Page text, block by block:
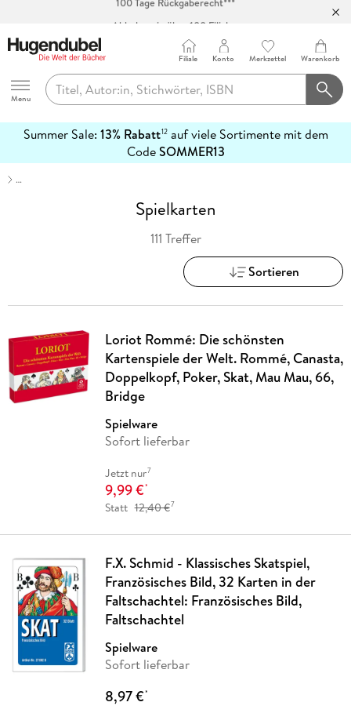
Abholung in über 100 Filialen
Hugendubel
Menu
Filiale Konto Merkzettel Warenkorb
Summer Sale: 13% Rabatt12auf viele Sortimente mit dem
CodeSOMMER13
erfahren
…
Spielkarten
111 Treffer
Sortieren
Loriot Rommé: Die schönsten
Kartenspiele der Welt. Rommé, Canasta,
Doppelkopf, Poker, Skat, Mau Mau, 66,
Bridge
Spielware
Sofort lieferbar
Jetzt nur7
9,99 €*
Statt 12,40 €7
F.X. Schmid - Klassisches Skatspiel,
Französisches Bild, 32 Karten in der
Faltschachtel: Französisches Bild,
Faltschachtel
Spielware
Sofort lieferbar
8,97 €*